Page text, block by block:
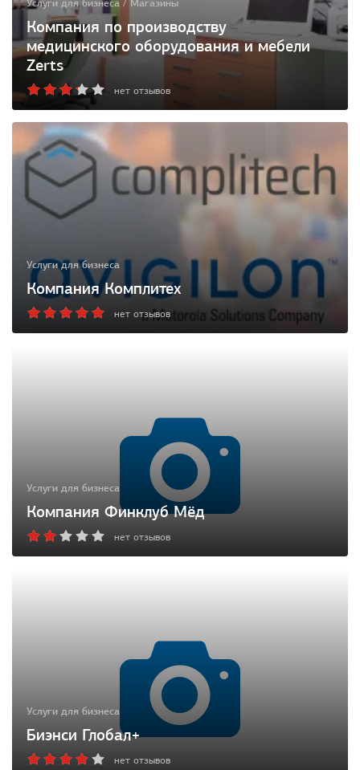
Услуги для бизнеса / Магазины
Компания по производству
медицинского оборудования и мебели
Zerts
нет отзывов
Услуги для бизнеса
Компания Комплитех
нет отзывов
Услуги для бизнеса
Компания Финклуб Мёд
нет отзывов
Услуги для бизнеса
Биэнси Глобал+
нет отзывов